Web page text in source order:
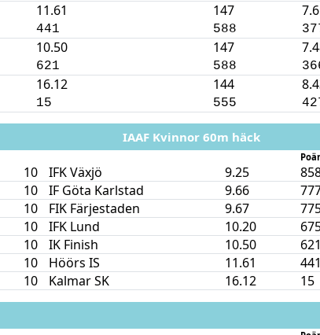
11.61
441
147
588
10.50
621
147
588
16.12
15
144
555
IAAF Kvinnor 60m häck
10 IFK Växjö 9.25
10 IF Göta Karlstad 9.66
10 FIK Färjestaden 9.67
10 IFK Lund 10.20
10 IK Finish 10.50
621
10 Höörs IS 11.61
441
10 Kalmar SK 16.12 15